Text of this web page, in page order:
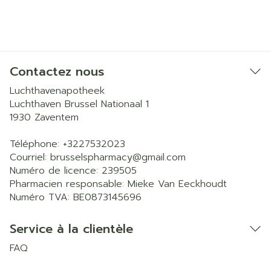
Contactez nous
Luchthavenapotheek
Luchthaven Brussel Nationaal 1
1930 Zaventem
Téléphone: +3227532023
Courriel: brusselspharmacy@gmail.com
Numéro de licence: 239505
Pharmacien responsable: Mieke Van Eeckhoudt
Numéro TVA: BE0873145696
Service à la clientèle
FAQ